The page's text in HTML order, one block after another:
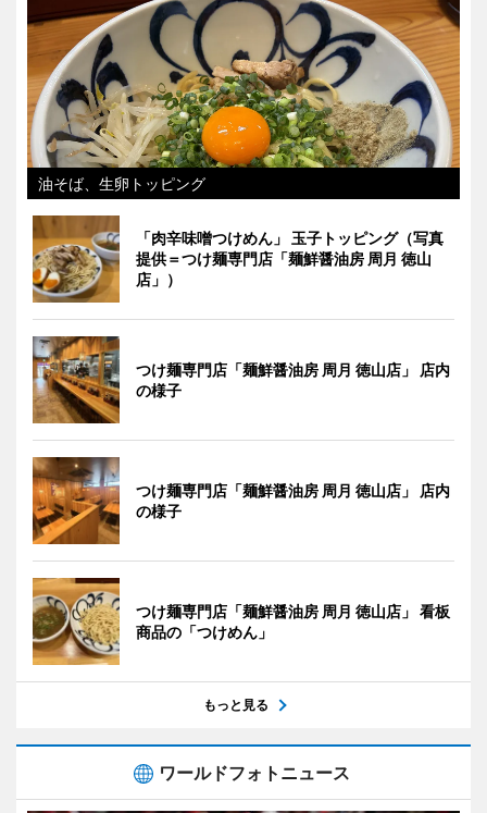
油そば、生卵トッピング
「肉辛味噌つけめん」 玉子トッピング（写真
提供＝つけ麺専門店「麺鮮醤油房 周月 徳山
店」）
つけ麺専門店「麺鮮醤油房 周月 徳山店」 店内
の様子
つけ麺専門店「麺鮮醤油房 周月 徳山店」 店内
の様子
つけ麺専門店「麺鮮醤油房 周月 徳山店」 看板
商品の「つけめん」
もっと見る
ワールドフォトニュース